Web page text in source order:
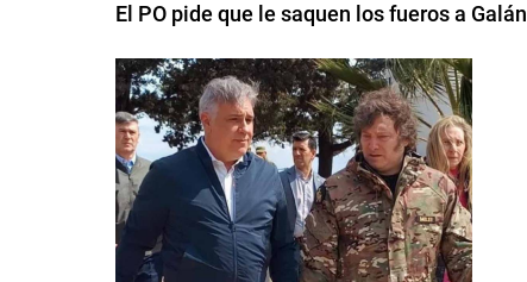
El PO pide que le saquen los fueros a Galán